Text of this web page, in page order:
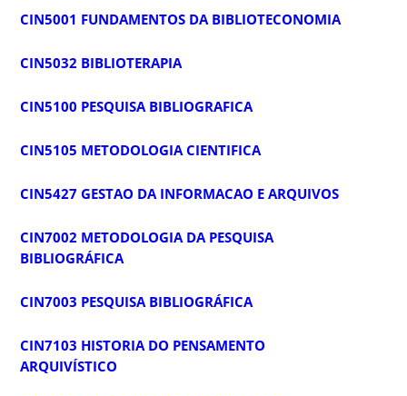
CIN5001 FUNDAMENTOS DA BIBLIOTECONOMIA
CIN5032 BIBLIOTERAPIA
CIN5100 PESQUISA BIBLIOGRAFICA
CIN5105 METODOLOGIA CIENTIFICA
CIN5427 GESTAO DA INFORMACAO E ARQUIVOS
CIN7002 METODOLOGIA DA PESQUISA
BIBLIOGRÁFICA
CIN7003 PESQUISA BIBLIOGRÁFICA
CIN7103 HISTORIA DO PENSAMENTO
ARQUIVÍSTICO